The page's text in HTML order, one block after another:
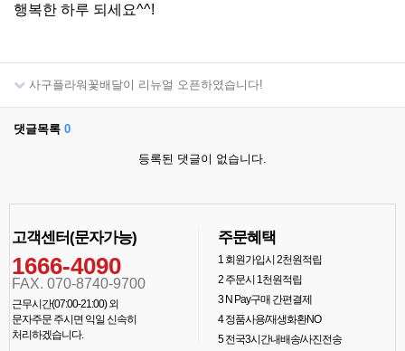
행복한 하루 되세요^^!
사구플라워꽃배달이 리뉴얼 오픈하였습니다!
댓글목록 0
등록된 댓글이 없습니다.
고객센터(문자가능)
1666-4090
FAX. 070-8740-9700
근무시간(07:00-21:00) 외
문자주문 주시면 익일 신속히
처리하겠습니다.
주문혜택
1회원가입시 2천원적립
2주문시 1천원적립
3N Pay구매 간편결제
4정품사용/재생화환NO
5전국3시간내배송/사진전송